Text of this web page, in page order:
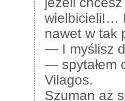
wielbicieli!…
nawet w tak
— I myślisz
— spytałem
Vilagos.
Szuman aż